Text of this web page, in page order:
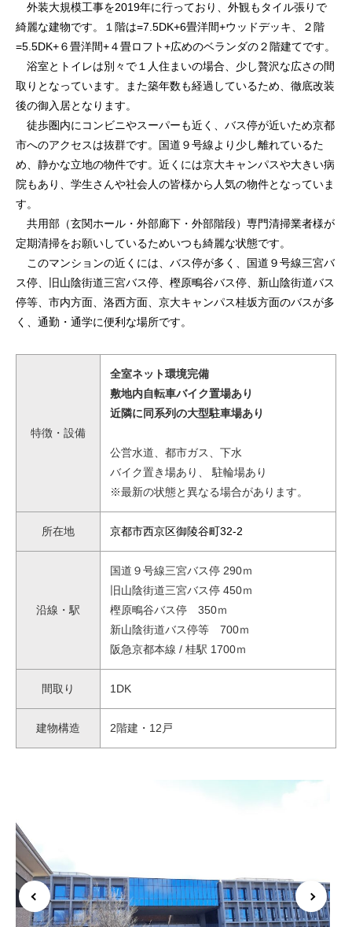
外装大規模工事を2019年に行っており、外観もタイル張りで
綺麗な建物です。１階は=7.5DK+6畳洋間+ウッドデッキ、２階
=5.5DK+６畳洋間+４畳ロフト+広めのベランダの２階建てです。
浴室とトイレは別々で１人住まいの場合、少し贅沢な広さの間
取りとなっています。また築年数も経過しているため、徹底改装
後の御入居となります。
徒歩圏内にコンビニやスーパーも近く、バス停が近いため京都
市へのアクセスは抜群です。国道９号線より少し離れているた
め、静かな立地の物件です。近くには京大キャンパスや大きい病
院もあり、学生さんや社会人の皆様から人気の物件となっていま
す。
共用部（玄関ホール・外部廊下・外部階段）専門清掃業者様が
定期清掃をお願いしているためいつも綺麗な状態です。
このマンションの近くには、バス停が多く、国道９号線三宮バ
ス停、旧山陰街道三宮バス停、樫原鴫谷バス停、新山陰街道バス
停等、市内方面、洛西方面、京大キャンパス桂坂方面のバスが多
く、通勤・通学に便利な場所です。
特徴・設備
全室ネット環境完備
敷地内自転車バイク置場あり
近隣に同系列の大型駐車場あり
公営水道、都市ガス、下水
バイク置き場あり、 駐輪場あり
※最新の状態と異なる場合があります。
所在地 京都市西京区御陵谷町32-2
沿線・駅
国道９号線三宮バス停 290ｍ
旧山陰街道三宮バス停 450ｍ
樫原鴫谷バス停 350ｍ
新山陰街道バス停等 700ｍ
阪急京都本線 / 桂駅 1700ｍ
間取り 1DK
建物構造 2階建・12戸